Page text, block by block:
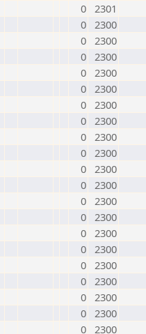
0 2301
0 2300
0 2300
0 2300
0 2300
0 2300
0 2300
0 2300
0 2300
0 2300
0 2300
0 2300
0 2300
0 2300
0 2300
0 2300
0 2300
0 2300
0 2300
0 2300
0 2300